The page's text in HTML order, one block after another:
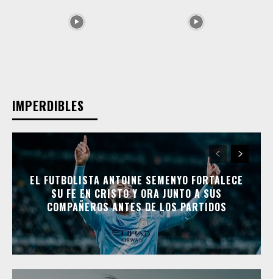
IMPERDIBLES
EL FUTBOLISTA ANTOINE SEMENYO FORTALECE
SU FE EN CRISTO Y ORA JUNTO A SUS
COMPAÑEROS ANTES DE LOS PARTIDOS